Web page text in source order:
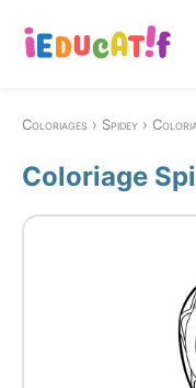
Coloriages Spidey
Coloriage